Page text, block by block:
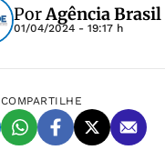
PorAgência Brasil
01/04/2024 - 19:17 h
COMPARTILHE